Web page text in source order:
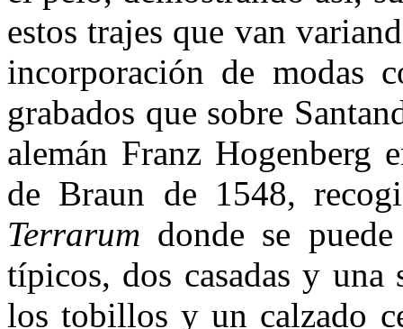
estos trajes que van
incorporación de modas
grabados que sobre
alemán Franz Hogenberg
de Braun de 1548,
Terrarum donde se
típicos, dos casadas y una
los tobillos y un calzado